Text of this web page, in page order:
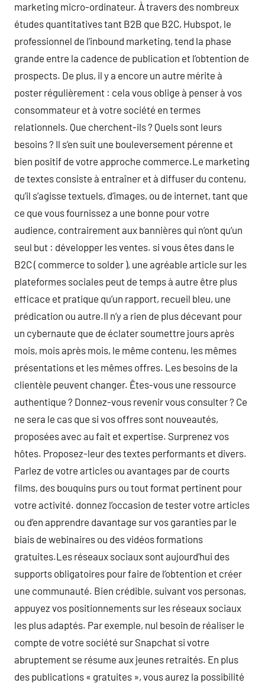
marketing micro-ordinateur. À travers des nombreux
études quantitatives tant B2B que B2C, Hubspot, le
professionnel de l’inbound marketing, tend la phase
grande entre la cadence de publication et l’obtention de
prospects. De plus, il y a encore un autre mérite à
poster régulièrement : cela vous oblige à penser à vos
consommateur et à votre société en termes
relationnels. Que cherchent-ils ? Quels sont leurs
besoins ? Il s’en suit une bouleversement pérenne et
bien positif de votre approche commerce.Le marketing
de textes consiste à entraîner et à diffuser du contenu,
qu’il s’agisse textuels, d’images, ou de internet, tant que
ce que vous fournissez a une bonne pour votre
audience, contrairement aux bannières qui n’ont qu’un
seul but : développer les ventes. si vous êtes dans le
B2C ( commerce to solder ), une agréable article sur les
plateformes sociales peut de temps à autre être plus
efficace et pratique qu’un rapport, recueil bleu, une
prédication ou autre.Il n’y a rien de plus décevant pour
un cybernaute que de éclater soumettre jours après
mois, mois après mois, le même contenu, les mêmes
présentations et les mêmes offres. Les besoins de la
clientèle peuvent changer. Êtes-vous une ressource
authentique ? Donnez-vous revenir vous consulter ? Ce
ne sera le cas que si vos offres sont nouveautés,
proposées avec au fait et expertise. Surprenez vos
hôtes. Proposez-leur des textes performants et divers.
Parlez de votre articles ou avantages par de courts
films, des bouquins purs ou tout format pertinent pour
votre activité. donnez l’occasion de tester votre articles
ou d’en apprendre davantage sur vos garanties par le
biais de webinaires ou des vidéos formations
gratuites.Les réseaux sociaux sont aujourd’hui des
supports obligatoires pour faire de l’obtention et créer
une communauté. Bien crédible, suivant vos personas,
appuyez vos positionnements sur les réseaux sociaux
les plus adaptés. Par exemple, nul besoin de réaliser le
compte de votre société sur Snapchat si votre
abruptement se résume aux jeunes retraités. En plus
des publications « gratuites », vous aurez la possibilité